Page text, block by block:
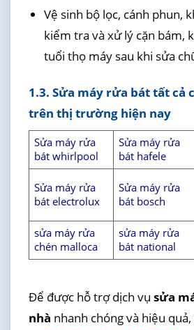
Vệ sinh bộ lọc, cánh phun,
kiểm tra và xử lý cặn bám,
tuổi thọ máy sau khi sửa
1.3. Sửa máy rửa bát tất cả
trên thị trường hiện nay
Sửa máy rửa
bát whirlpool
Sửa máy rửa
bát hafele
Sửa máy rửa
bát electrolux
Sửa máy rửa
bát bosch
sửa máy rửa
chén malloca
sửa máy rửa
bát national
Để được hỗ trợ dịch vụ sửa
nhà nhanh chóng và hiệu